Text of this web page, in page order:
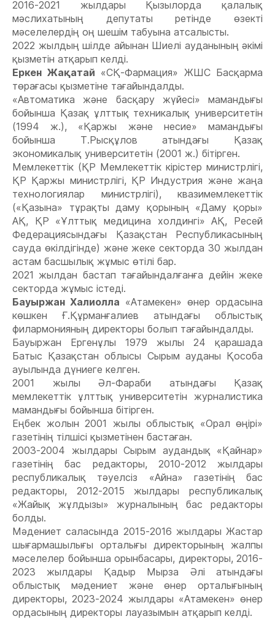
2016-2021 жылдары Қызылорда қалалық
мәслихатының депутаты ретінде өзекті
мәселелердің оң шешім табуына атсалысты.
2022 жылдың шілде айынан Шиелі ауданының әкімі
қызметін атқарып келді.
Еркен Жақатай «СҚ-Фармация» ЖШС Басқарма
төрағасы қызметіне тағайындалды.
«Автоматика және басқару жүйесі» мамандығы
бойынша Қазақ ұлттық техникалық университетін
(1994 ж.), «Қаржы және несие» мамандығы
бойынша Т.Рысқұлов атындағы Қазақ
экономикалық университетін (2001 ж.) бітірген.
Мемлекеттік (ҚР Мемлекеттік кірістер министрлігі,
ҚР Қаржы министрлігі, ҚР Индустрия және жаңа
технологиялар министрлігі), квазимемлекеттік
(«Қазына» тұрақты даму қорының «Даму қоры»
АҚ, ҚР «Ұлттық медицина холдингі» АҚ, Ресей
Федерациясындағы Қазақстан Республикасының
сауда өкілдігінде) және жеке секторда 30 жылдан
астам басшылық жұмыс өтілі бар.
2021 жылдан бастап тағайындалғанға дейін жеке
секторда жұмыс істеді.
Бауыржан Халиолла «Атамекен» өнер ордасына
көшкен Ғ.Құрманғалиев атындағы облыстық
филармонияның директоры болып тағайындалды.
Бауыржан Ергенұлы 1979 жылы 24 қарашада
Батыс Қазақстан облысы Сырым ауданы Қособа
ауылында дүниеге келген.
2001 жылы Әл-Фараби атындағы Қазақ
мемлекеттік ұлттық университетін журналистика
мамандығы бойынша бітірген.
Еңбек жолын 2001 жылы облыстық «Орал өңірі»
газетінің тілшісі қызметінен бастаған.
2003-2004 жылдары Сырым аудандық «Қайнар»
газетінің бас редакторы, 2010-2012 жылдары
республикалық тәуелсіз «Айна» газетінің бас
редакторы, 2012-2015 жылдары республикалық
«Жайық жұлдызы» журналының бас редакторы
болды.
Мәдениет саласында 2015-2016 жылдары Жастар
шығармашылығы орталығы директорының жалпы
мәселелер бойынша орынбасары, директоры, 2016-
2023 жылдары Қадыр Мырза Әлі атындағы
облыстық мәдениет және өнер орталығының
директоры, 2023-2024 жылдары «Атамекен» өнер
ордасының директоры лауазымын атқарып келді.